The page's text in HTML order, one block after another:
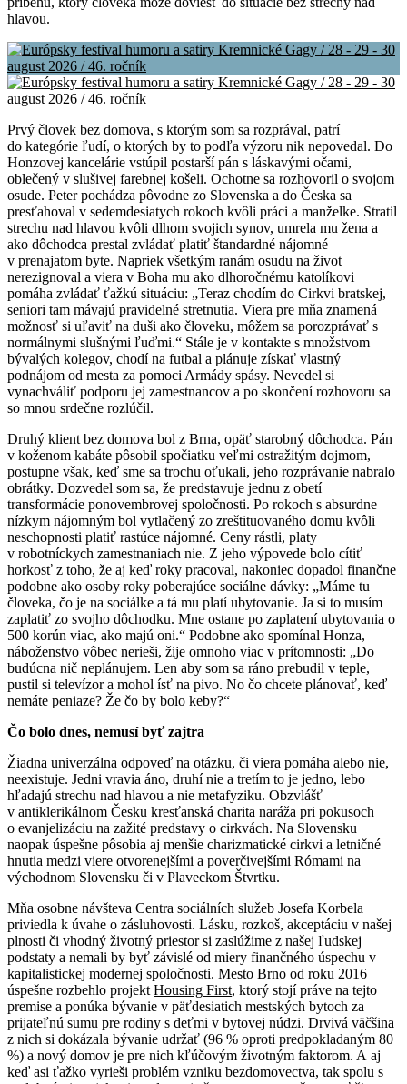
hlavou.
Prvý človek bez domova, s ktorým som sa rozprával, patrí
do kategórie ľudí, o ktorých by to podľa výzoru nik nepovedal. Do
Honzovej kancelárie vstúpil postarší pán s láskavými očami,
oblečený v slušivej farebnej košeli. Ochotne sa rozhovoril o svojom
osude. Peter pochádza pôvodne zo Slovenska a do Česka sa
presťahoval v sedemdesiatych rokoch kvôli práci a manželke. Stratil
strechu nad hlavou kvôli dlhom svojich synov, umrela mu žena a
ako dôchodca prestal zvládať platiť štandardné nájomné
v prenajatom byte. Napriek všetkým ranám osudu na život
nerezignoval a viera v Boha mu ako dlhoročnému katolíkovi
pomáha zvládať ťažkú situáciu: „Teraz chodím do Cirkvi bratskej,
seniori tam mávajú pravidelné stretnutia. Viera pre mňa znamená
možnosť si uľaviť na duši ako človeku, môžem sa porozprávať s
normálnymi slušnými ľuďmi.“ Stále je v kontakte s množstvom
bývalých kolegov, chodí na futbal a plánuje získať vlastný
podnájom od mesta za pomoci Armády spásy. Nevedel si
vynachváliť podporu jej zamestnancov a po skončení rozhovoru sa
so mnou srdečne rozlúčil.
Druhý klient bez domova bol z Brna, opäť starobný dôchodca. Pán
v koženom kabáte pôsobil spočiatku veľmi ostražitým dojmom,
postupne však, keď sme sa trochu oťukali, jeho rozprávanie nabralo
obrátky. Dozvedel som sa, že predstavuje jednu z obetí
transformácie ponovembrovej spoločnosti. Po rokoch s absurdne
nízkym nájomným bol vytlačený zo zreštituovaného domu kvôli
neschopnosti platiť rastúce nájomné. Ceny rástli, platy
v robotníckych zamestnaniach nie. Z jeho výpovede bolo cítiť
horkosť z toho, že aj keď roky pracoval, nakoniec dopadol finančne
podobne ako osoby roky poberajúce sociálne dávky: „Máme tu
človeka, čo je na sociálke a tá mu platí ubytovanie. Ja si to musím
zaplatiť zo svojho dôchodku. Mne ostane po zaplatení ubytovania o
500 korún viac, ako majú oni.“ Podobne ako spomínal Honza,
náboženstvo vôbec nerieši, žije omnoho viac v prítomnosti: „Do
budúcna nič neplánujem. Len aby som sa ráno prebudil v teple,
pustil si televízor a mohol ísť na pivo. No čo chcete plánovať, keď
nemáte peniaze? Že čo by bolo keby?“
Čo bolo dnes, nemusí byť zajtra
Žiadna univerzálna odpoveď na otázku, či viera pomáha alebo nie,
neexistuje. Jedni vravia áno, druhí nie a tretím to je jedno, lebo
hľadajú strechu nad hlavou a nie metafyziku. Obzvlášť
v antiklerikálnom Česku kresťanská charita naráža pri pokusoch
o evanjelizáciu na zažité predstavy o cirkvách. Na Slovensku
naopak úspešne pôsobia aj menšie charizmatické cirkvi a letničné
hnutia medzi viere otvorenejšími a poverčivejšími Rómami na
východnom Slovensku či v Plaveckom Štvrtku.
Mňa osobne návšteva Centra sociálních služeb Josefa Korbela
priviedla k úvahe o zásluhovosti. Lásku, rozkoš, akceptáciu v našej
plnosti či vhodný životný priestor si zaslúžime z našej ľudskej
podstaty a nemali by byť závislé od miery finančného úspechu v
kapitalistickej modernej spoločnosti. Mesto Brno od roku 2016
úspešne rozbehlo projekt Housing First, ktorý stojí práve na tejto
premise a ponúka bývanie v päťdesiatich mestských bytoch za
prijateľnú sumu pre rodiny s deťmi v bytovej núdzi. Drvivá väčšina
z nich si dokázala bývanie udržať (96 % oproti predpokladaným 80
%) a nový domov je pre nich kľúčovým životným faktorom. A aj
keď asi ťažko vyrieši problém vzniku bezdomovectva, tak spolu s